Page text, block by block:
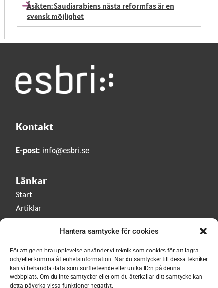
Hantera samtycke för cookies
För att ge en bra upplevelse använder vi teknik som cookies för att lagra
och/eller komma åt enhetsinformation. När du samtycker till dessa tekniker
kan vi behandla data som surfbeteende eller unika ID:n på denna
webbplats. Om du inte samtycker eller om du återkallar ditt samtycke kan
detta påverka vissa funktioner negativt.
Åsikten: Saudiarabiens nästa reformfas är en
svensk möjlighet
Kontakt
E-post: info@esbri.se
Länkar
Start
Artiklar
Esbri play
Om Esbri
Håll dig uppdaterad med vårt nyhetsbrev!